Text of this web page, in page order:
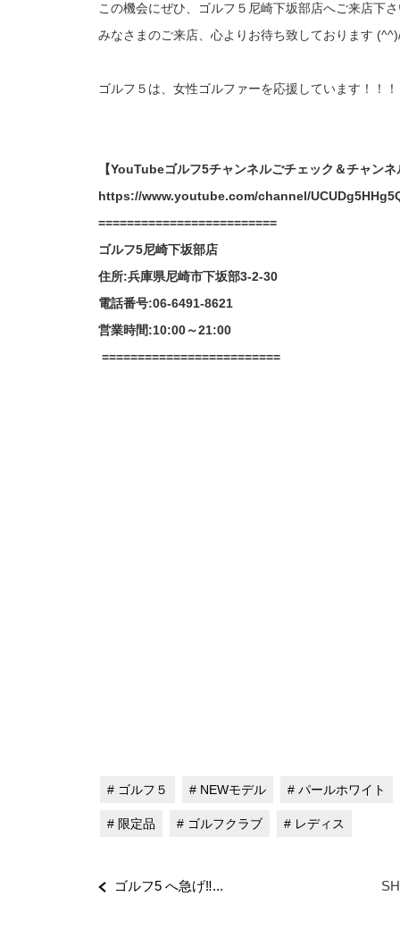
この機会にぜひ、ゴルフ５尼崎下坂部店へご来店下
みなさまのご来店、心よりお待ち致しております
ゴルフ５は、女性ゴルファーを応援しています！！！
【YouTubeゴルフ5チャンネルごチェック＆チャン
https://www.youtube.com/channel/
=========================
ゴルフ5尼崎下坂部店
住所:兵庫県尼崎市下坂部3-2-30
電話番号:06-6491-8621
営業時間:10:00～21:00
=========================
# ゴルフ５ # NEWモデル # パールホワイト
# 限定品 # ゴルフクラブ # レディス
ゴルフ5 へ急げ‼...